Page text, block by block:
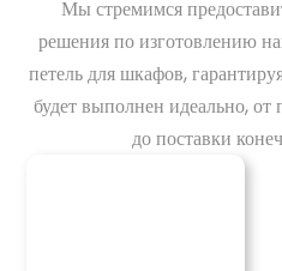
Мы стремимся
решения по изготовлению
петель для шкафов,
будет выполнен идеально,
до поставки